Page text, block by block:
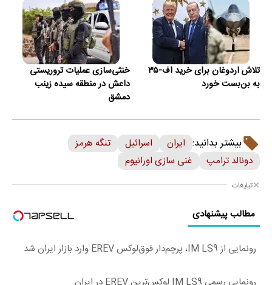
تلاش اردوغان برای خرید اف-۳۵
به بن‌بست خورد
خنثی‌سازی عملیات تروریستی
داعش در منطقه سیده زینب
دمشق
بیشتر بدانید: ایران اسرائیل
تنگه هرمز
دونالد ترامپ
غنی سازی اورانیوم
تبلیغات
مطالب پیشنهادی
رونمایی از IM LS9، پرچم‌دار فوق‌لوکس EREV وارد بازار ایران شد